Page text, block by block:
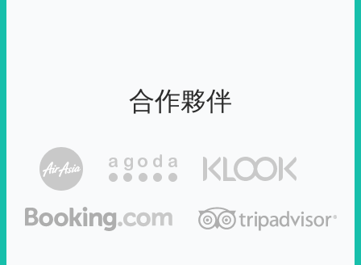
合作夥伴